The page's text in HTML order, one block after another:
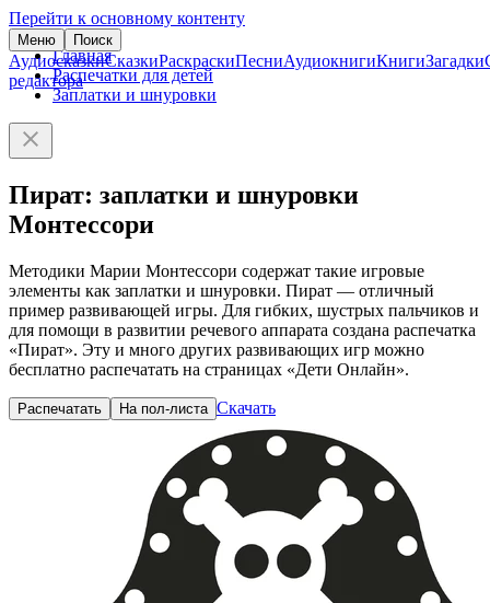
Перейти к основному контенту
Меню Поиск
АудиосказкиСказкиРаскраскиПесниАудиокнигиКнигиЗагадки
редактора
Главная
Распечатки для детей
Заплатки и шнуровки
Пират: заплатки и шнуровки
Монтессори
Методики Марии Монтессори содержат такие игровые
элементы как заплатки и шнуровки. Пират — отличный
пример развивающей игры. Для гибких, шустрых пальчиков и
для помощи в развитии речевого аппарата создана распечатка
«Пират». Эту и много других развивающих игр можно
бесплатно распечатать на страницах «Дети Онлайн».
Распечатать На пол-листа Скачать